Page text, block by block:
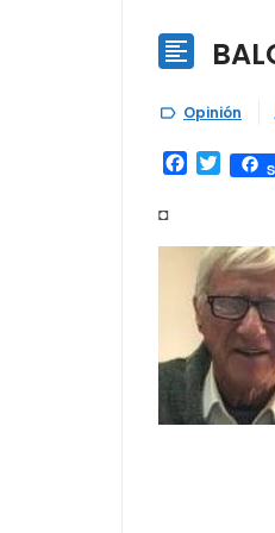

 Opinión
Facebook
◘